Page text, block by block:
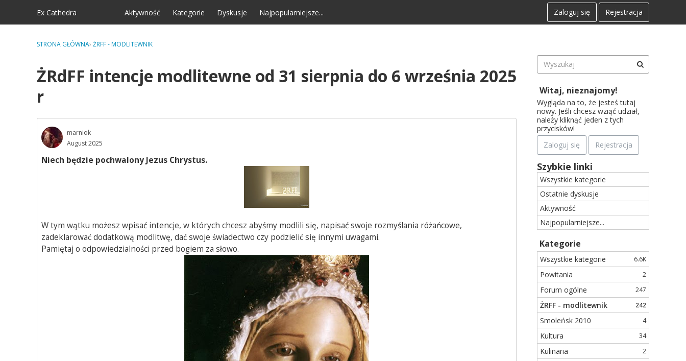
Skip to contentEx Cathedra Aktywność Kategorie Dyskusje Najpopularniejsze... Zaloguj się Rejestracja
STRONA GŁÓWNA› ŻRFF - MODLITEWNIK
ŻRdFF intencje modlitewne od 31 sierpnia do 6 września 2025
r
marniok
August 2025
Niech będzie pochwalony Jezus Chrystus.
W tym wątku możesz wpisać intencje, w których chcesz abyśmy modlili się, napisać swoje rozmyślania różańcowe,
zadeklarować dodatkową modlitwę, dać swoje świadectwo czy podzielić się innymi uwagami.
Pamiętaj o odpowiedzialności przed bogiem za słowo.
Witaj, nieznajomy!
Wygląda na to, że jesteś tutaj
nowy. Jeśli chcesz wziąć udział,
należy kliknąć jeden z tych
przycisków!
Zaloguj się
Rejestracja
Szybkie linki
Wszystkie kategorie
Ostatnie dyskusje
Aktywność
Najpopularniejsze...
Kategorie
6.6K
Wszystkie kategorie
2
Powitania
247
Forum ogólne
242
ŻRFF - modlitewnik
4
Smoleńsk 2010
34
Kultura
2
Kulinaria